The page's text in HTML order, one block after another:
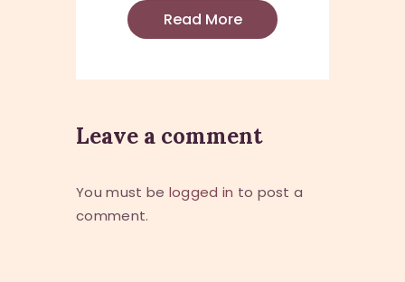
Read More
Leave a comment
You must be logged in to post a
comment.